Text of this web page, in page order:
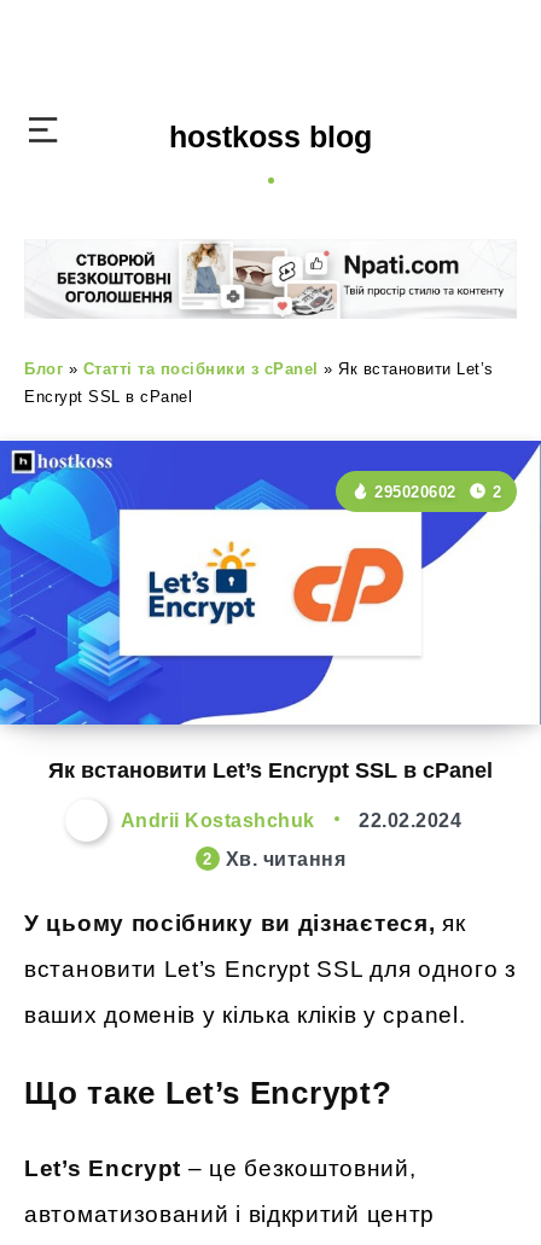
hostkoss blog
Блог » Статті та посібники з cPanel » Як встановити Let’s
Encrypt SSL в cPanel
Як встановити Let’s Encrypt SSL в cPanel
295020602 2
Andrii Kostashchuk 22.02.2024
2 Хв. читання
У цьому посібнику ви дізнаєтеся, як
встановити Let’s Encrypt SSL для одного з
ваших доменів у кілька кліків у cpanel.
Що таке Let’s Encrypt?
Let’s Encrypt – це безкоштовний,
автоматизований і відкритий центр